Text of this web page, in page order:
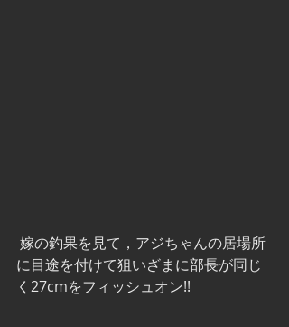
に目途を付けて狙いざまに部長が同じ
く27cmをフィッシュオン!!